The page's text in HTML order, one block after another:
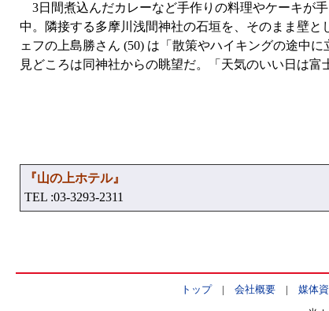
3日間煮込んだカレーなど手作りの料理やケーキが
中。隣接する多摩川浅間神社の石垣を、そのまま壁
ェフの上島勝さん (50) は「散策やハイキングの途中
見どころは同神社からの眺望だ。「天気のいい日は
『山の上ホテル』
TEL :03-3293-2311
トップ| 会社概要| 媒体